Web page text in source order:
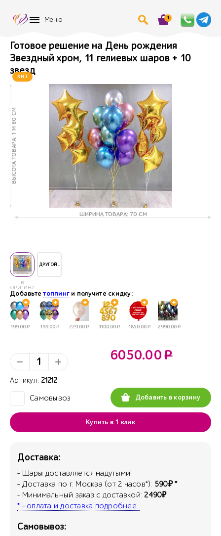
Меню 1
Готовое решение на День рождения
Звездный хром, 11 гелиевых шаров + 10
звезд
ХИТ
ВЫСОТА ТОВАРА: 1 М 80 СМ
ШИРИНА ТОВАРА: 70 СМ
В
ОРИГИНАЛЕ
ДРУГОЙ..
Добавьтетоппинг и получите скидку:
199.00Р 199.00Р 229.00Р 1100.00Р 1850.00Р 2990.00Р
Артикул: 21212
Самовывоз
6050.00Р
Добавить в корзину
Купить в 1 клик
Доставка:
- Шары доставляется надутыми!
- Доставка по г. Москва (от 2 часов*): 590₽ *
- Минимальный заказ с доставкой:2490₽
* - оплата и доставка подробнее..
Самовывоз: